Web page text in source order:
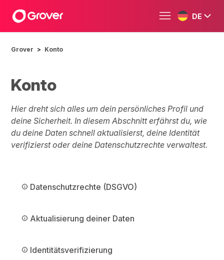
DE
Grover Konto
Konto
Hier dreht sich alles um dein persönliches Profil und
deine Sicherheit. In diesem Abschnitt erfährst du, wie
du deine Daten schnell aktualisierst, deine Identität
verifizierst oder deine Datenschutzrechte verwaltest.
Datenschutzrechte (DSGVO)
Aktualisierung deiner Daten
Identitätsverifizierung